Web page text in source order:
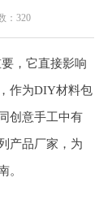
：320
，它直接影响
作为DIY材料包
创意手工中有
产品厂家，为
。